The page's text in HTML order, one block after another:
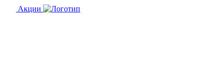
Акции